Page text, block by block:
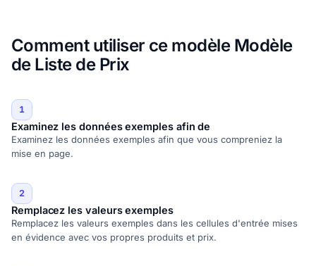
Comment utiliser ce modèle Modèle
de Liste de Prix
1
Examinez les données exemples afin de
Examinez les données exemples afin que vous compreniez la
mise en page.
2
Remplacez les valeurs exemples
Remplacez les valeurs exemples dans les cellules d'entrée mises
en évidence avec vos propres produits et prix.